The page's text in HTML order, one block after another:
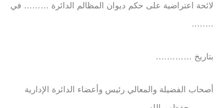
لائحة اعتراضية على حكم ديوان المظالم الدائرة ……… في
……..
بتاريخ ………….
أصحاب الفضيلة والمعالي رئيس وأعضاء الدائرة الإدارية